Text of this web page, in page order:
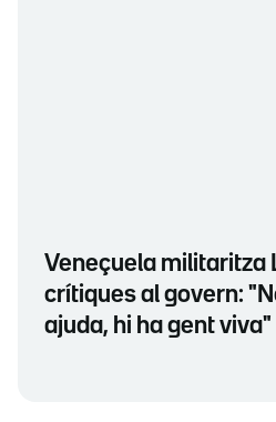
Veneçuela militaritza
crítiques al govern:
ajuda, hi ha gent viva"